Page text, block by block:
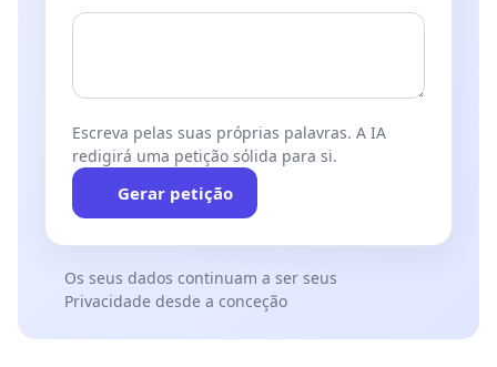
Escreva pelas suas próprias palavras. A IA
redigirá uma petição sólida para si.
Gerar petição
Os seus dados continuam a ser seus
Privacidade desde a conceção